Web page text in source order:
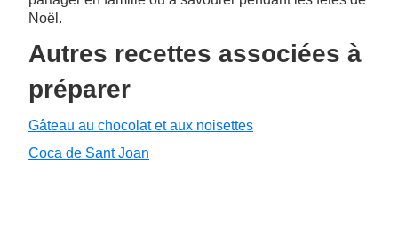
Noël.
Autres recettes associées à
préparer
Gâteau au chocolat et aux noisettes
Coca de Sant Joan